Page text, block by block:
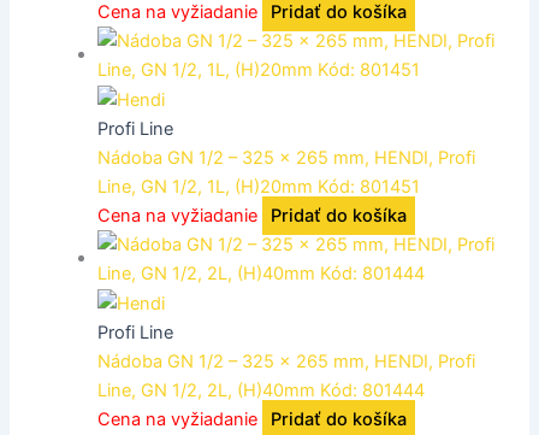
Cena na vyžiadanie
Pridať do košíka
Profi Line
Nádoba GN 1/2 – 325 x 265 mm, HENDI, Profi
Line, GN 1/2, 1L, (H)20mm Kód: 801451
Cena na vyžiadanie
Pridať do košíka
Profi Line
Nádoba GN 1/2 – 325 x 265 mm, HENDI, Profi
Line, GN 1/2, 2L, (H)40mm Kód: 801444
Cena na vyžiadanie
Pridať do košíka